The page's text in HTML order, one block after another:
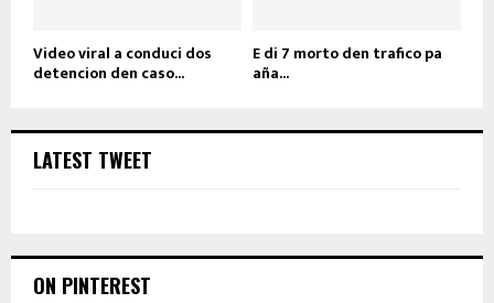
Video viral a conduci dos
detencion den caso...
E di 7 morto den trafico pa
aña...
LATEST TWEET
ON PINTEREST